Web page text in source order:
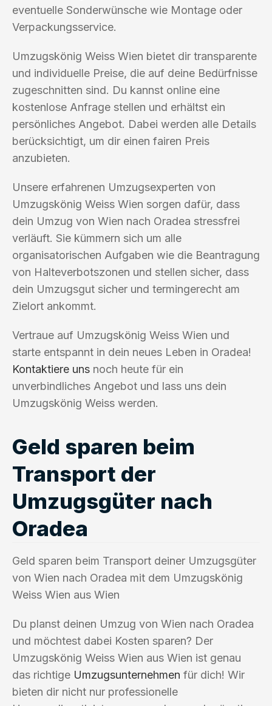
eventuelle Sonderwünsche wie Montage oder
Verpackungsservice.
Umzugskönig Weiss Wien bietet dir transparente
und individuelle Preise, die auf deine Bedürfnisse
zugeschnitten sind. Du kannst online eine
kostenlose Anfrage stellen und erhältst ein
persönliches Angebot. Dabei werden alle Details
berücksichtigt, um dir einen fairen Preis
anzubieten.
Unsere erfahrenen Umzugsexperten von
Umzugskönig Weiss Wien sorgen dafür, dass
dein Umzug von Wien nach Oradea stressfrei
verläuft. Sie kümmern sich um alle
organisatorischen Aufgaben wie die Beantragung
von Halteverbotszonen und stellen sicher, dass
dein Umzugsgut sicher und termingerecht am
Zielort ankommt.
Vertraue auf Umzugskönig Weiss Wien und
starte entspannt in dein neues Leben in Oradea!
Kontaktiere uns noch heute für ein
unverbindliches Angebot und lass uns dein
Umzugskönig Weiss werden.
Geld sparen beim
Transport der
Umzugsgüter nach
Oradea
Geld sparen beim Transport deiner Umzugsgüter
von Wien nach Oradea mit dem Umzugskönig
Weiss Wien aus Wien
Du planst deinen Umzug von Wien nach Oradea
und möchtest dabei Kosten sparen? Der
Umzugskönig Weiss Wien aus Wien ist genau
das richtige Umzugsunternehmen für dich! Wir
bieten dir nicht nur professionelle